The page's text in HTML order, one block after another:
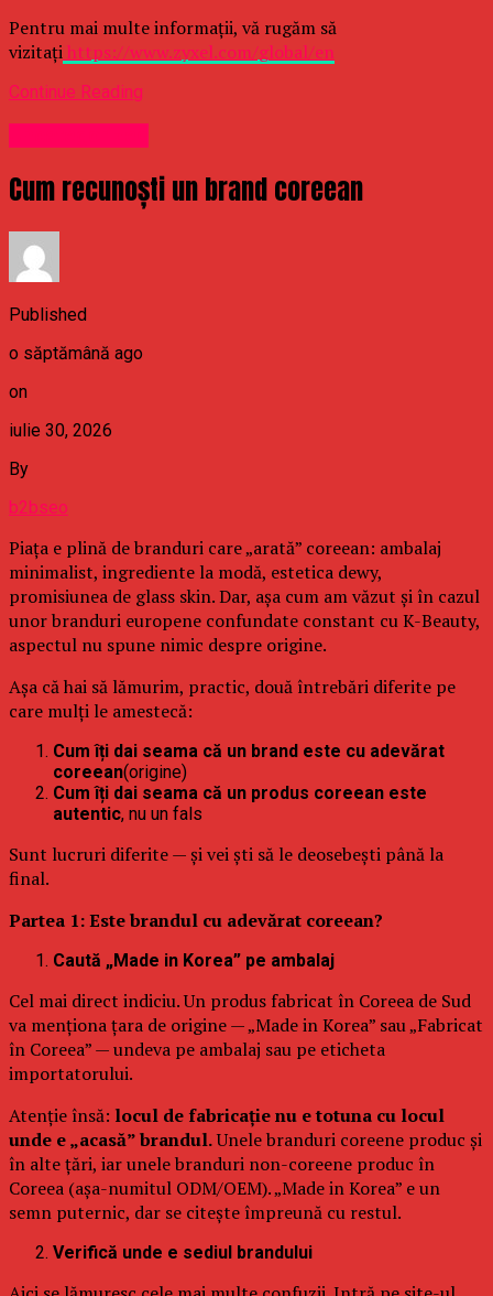
Pentru mai multe informații, vă rugăm să
vizitațihttps://www.zyxel.com/global/en
Continue Reading
Cum recunoști un brand coreean
Published
o săptămână ago
on
iulie 30, 2026
By
b2bseo
Piața e plină de branduri care „arată” coreean: ambalaj
minimalist, ingrediente la modă, estetica dewy,
promisiunea de glass skin. Dar, așa cum am văzut și în cazul
unor branduri europene confundate constant cu K-Beauty,
aspectul nu spune nimic despre origine.
Așa că hai să lămurim, practic, două întrebări diferite pe
care mulți le amestecă:
Cum îți dai seama că un brand este cu adevărat
coreean(origine)
Cum îți dai seama că un produs coreean este
autentic, nu un fals
Sunt lucruri diferite — și vei ști să le deosebești până la
final.
Partea 1: Este brandul cu adevărat coreean?
Caută „Made in Korea” pe ambalaj
Cel mai direct indiciu. Un produs fabricat în Coreea de Sud
va menționa țara de origine — „Made in Korea” sau „Fabricat
în Coreea” — undeva pe ambalaj sau pe eticheta
importatorului.
Atenție însă: locul de fabricație nu e totuna cu locul
unde e „acasă” brandul.Unele branduri coreene produc și
în alte țări, iar unele branduri non-coreene produc în
Coreea (așa-numitul ODM/OEM). „Made in Korea” e un
semn puternic, dar se citește împreună cu restul.
Verifică unde e sediul brandului